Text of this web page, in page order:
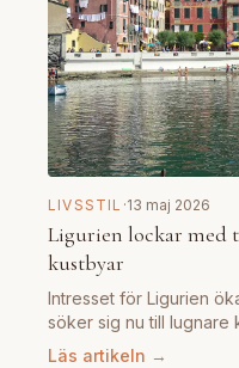
LIVSSTIL ·13 maj 2026
Ligurien lockar med
kustbyar
Intresset för Ligurien
söker sig nu till lugnare
Läs artikeln →